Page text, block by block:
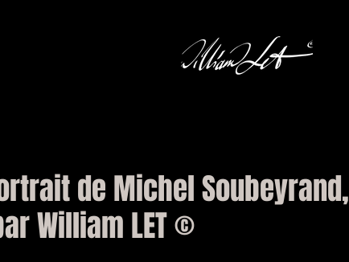
de Michel Soubeyrand,
William LET ©